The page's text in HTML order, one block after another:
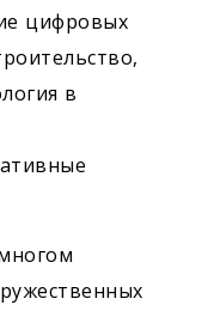
цифровых
в